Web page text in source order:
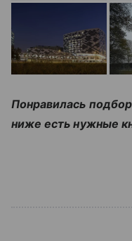
Понравилась
ниже есть нужные